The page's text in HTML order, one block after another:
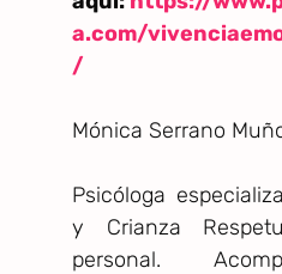
a.com/
/
Mónica Serrano
Psicóloga
y Crianza
personal.